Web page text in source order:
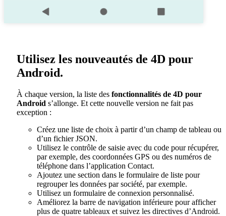
Utilisez les nouveautés de 4D pour
Android.
À chaque version, la liste des fonctionnalités de 4D pour
Android s’allonge. Et cette nouvelle version ne fait pas
exception :
Créez une liste de choix à partir d’un champ de tableau ou
d’un fichier JSON.
Utilisez le contrôle de saisie avec du code pour récupérer,
par exemple, des coordonnées GPS ou des numéros de
téléphone dans l’application Contact.
Ajoutez une section dans le formulaire de liste pour
regrouper les données par société, par exemple.
Utilisez un formulaire de connexion personnalisé.
Améliorez la barre de navigation inférieure pour afficher
plus de quatre tableaux et suivez les directives d’Android.